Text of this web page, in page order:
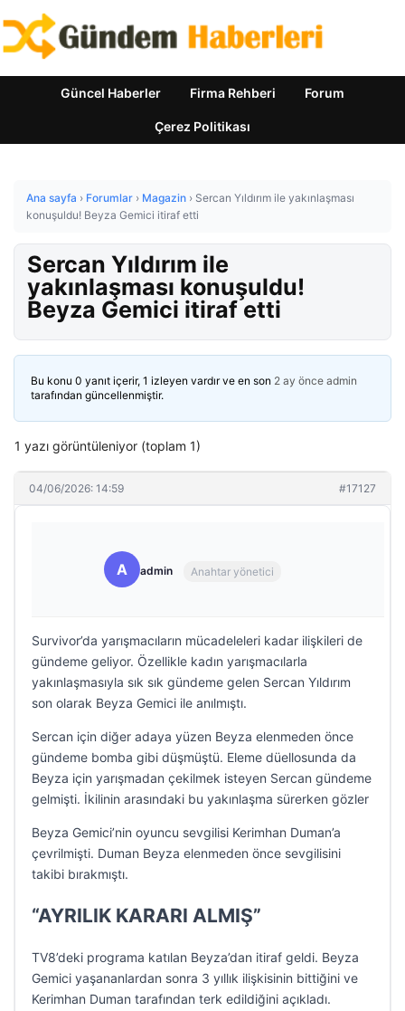
Güncel Haberler Firma Rehberi Forum
Çerez Politikası
Ana sayfa › Forumlar › Magazin › Sercan Yıldırım ile yakınlaşması
konuşuldu! Beyza Gemici itiraf etti
Sercan Yıldırım ile
yakınlaşması konuşuldu!
Beyza Gemici itiraf etti
Bu konu 0 yanıt içerir, 1 izleyen vardır ve en son 2 ay önce admin
tarafından güncellenmiştir.
1 yazı görüntüleniyor (toplam 1)
04/06/2026: 14:59 #17127
A admin Anahtar yönetici
Survivor’da yarışmacıların mücadeleleri kadar ilişkileri de
gündeme geliyor. Özellikle kadın yarışmacılarla
yakınlaşmasıyla sık sık gündeme gelen Sercan Yıldırım
son olarak Beyza Gemici ile anılmıştı.
Sercan için diğer adaya yüzen Beyza elenmeden önce
gündeme bomba gibi düşmüştü. Eleme düellosunda da
Beyza için yarışmadan çekilmek isteyen Sercan gündeme
gelmişti. İkilinin arasındaki bu yakınlaşma sürerken gözler
Beyza Gemici’nin oyuncu sevgilisi Kerimhan Duman’a
çevrilmişti. Duman Beyza elenmeden önce sevgilisini
takibi bırakmıştı.
“AYRILIK KARARI ALMIŞ”
TV8’deki programa katılan Beyza’dan itiraf geldi. Beyza
Gemici yaşananlardan sonra 3 yıllık ilişkisinin bittiğini ve
Kerimhan Duman tarafından terk edildiğini açıkladı.